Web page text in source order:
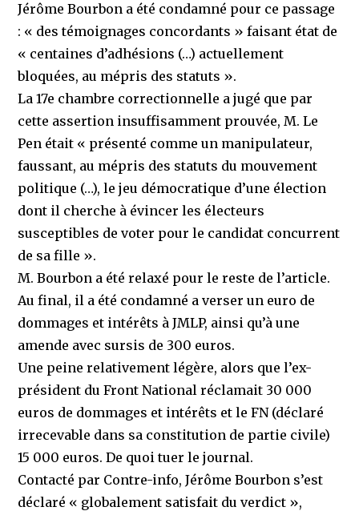
Jérôme Bourbon a été condamné pour ce passage
: « des témoignages concordants » faisant état de
« centaines d’adhésions (…) actuellement
bloquées, au mépris des statuts ».
La 17e chambre correctionnelle a jugé que par
cette assertion insuffisamment prouvée, M. Le
Pen était « présenté comme un manipulateur,
faussant, au mépris des statuts du mouvement
politique (…), le jeu démocratique d’une élection
dont il cherche à évincer les électeurs
susceptibles de voter pour le candidat concurrent
de sa fille ».
M. Bourbon a été relaxé pour le reste de l’article.
Au final, il a été condamné a verser un euro de
dommages et intérêts à JMLP, ainsi qu’à une
amende avec sursis de 300 euros.
Une peine relativement légère, alors que l’ex-
président du Front National réclamait 30 000
euros de dommages et intérêts et le FN (déclaré
irrecevable dans sa constitution de partie civile)
15 000 euros. De quoi tuer le journal.
Contacté par Contre-info, Jérôme Bourbon s’est
déclaré « globalement satisfait du verdict »,